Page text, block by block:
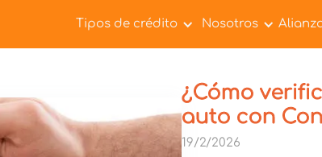
Tipos de crédito Nosotros
¿Cómo
auto con
19/2/2026